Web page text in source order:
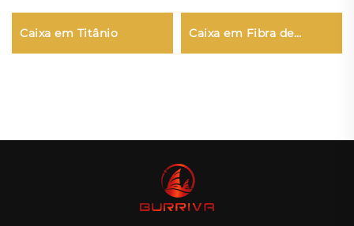
Caixa em Titânio
Caixa em Fibra de
Carbono